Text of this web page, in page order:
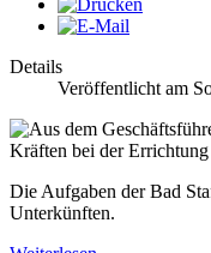
Details
Veröffentlicht am
Kräften bei der
Die Aufgaben der Bad
Unterkünften.